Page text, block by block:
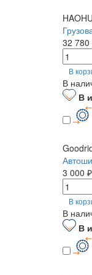
32 780
В
В
В
3 000 ₽
В
В
В